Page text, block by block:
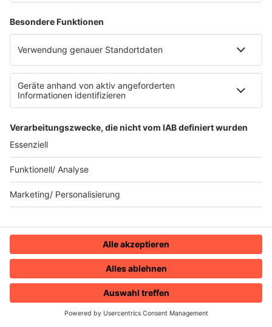
HOME RADIOS MENÜ
20.01.2025 Folge 144
Madonna - Papa, Don´t Preach
13.01.2025 Folge 143
Joan Jett & the Blackhearts - I love Rock
´n Roll
INFO
30.12.2024 Folge 141
Eddie Murphy - Party All the Time
INFO
USA For Africa - We Are The World
16.12.2024
Michael Jackson - Smooth Criminal